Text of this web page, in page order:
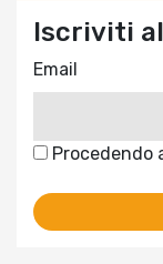
Iscriviti
Email
Procedendo